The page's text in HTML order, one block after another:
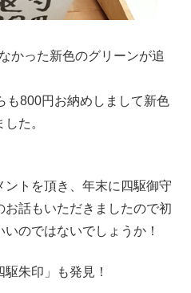
かった新色のグリーンが追
も800円お納めしまして新色
た。
トを頂き、年末に四駆御守
話もいただきましたので初
のではないでしょうか！
朱印」も発見！